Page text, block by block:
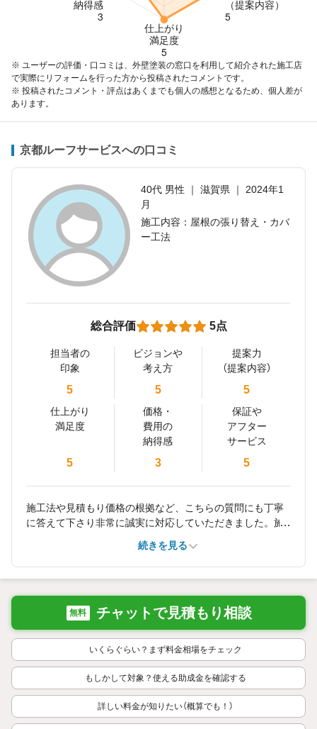
※ ユーザーの評価・口コミは、外壁塗装の窓口を利用して紹介された施工店
で実際にリフォームを行った方から投稿されたコメントです。
※ 投稿されたコメント・評点はあくまでも個人の感想となるため、個人差が
あります。
京都ルーフサービスへの口コミ
40代 男性 ｜ 滋賀県 ｜ 2024年1
月
施工内容：屋根の張り替え・カバ
ー工法
総合評価 5点
担当者の
印象
5
ビジョンや
考え方
5
提案力
（提案内容）
5
仕上がり
満足度
5
価格・
費用の
納得感
3
保証や
アフター
サービス
5
施工法や見積もり価格の根拠など、こちらの質問にも丁寧
に答えて下さり非常に誠実に対応していただきました。施
根の葺き替え工事は決して安くはないので、こういった信
頼のおける業者様を紹介していただき本当に良かったで
す。
続きを見る
無料 チャットで見積もり相談
いくらぐらい？まず料金相場をチェック
もしかして対象？使える助成金を確認する
詳しい料金が知りたい（概算でも！）